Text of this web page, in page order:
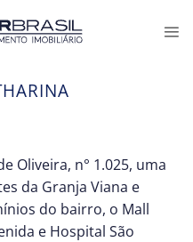
Oliveira, n° 1.025, uma
da Granja Viana e
do bairro, o Mall
e Hospital São